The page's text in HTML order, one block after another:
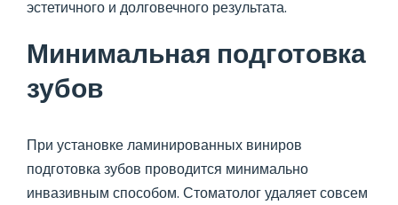
эстетичного и долговечного результата.
Минимальная подготовка
зубов
При установке ламинированных виниров
подготовка зубов проводится минимально
инвазивным способом. Стоматолог удаляет совсем